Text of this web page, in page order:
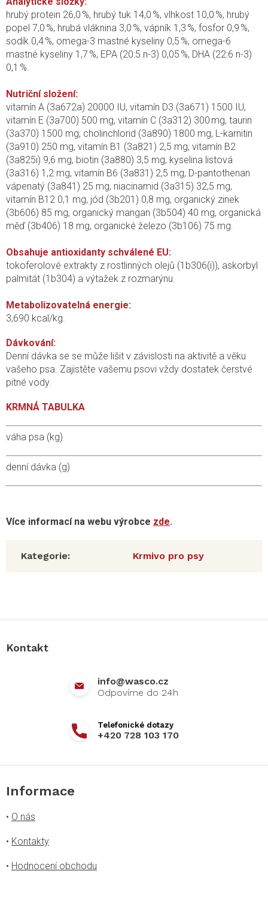
hrubý protein 26,0 %, hrubý tuk 14,0 %, vlhkost 10,0 %, hrubý
popel 7,0 %, hrubá vláknina 3,0 %, vápník 1,3 %, fosfor 0,9 %,
sodík 0,4 %, omega-3 mastné kyseliny 0,5 %, omega-6
mastné kyseliny 1,7 %, EPA (20:5 n-3) 0,05 %, DHA (22:6 n-3)
0,1 %.
Nutriční složení:
vitamín A (3a672a) 20000 IU, vitamín D3 (3a671) 1500 IU,
vitamín E (3a700) 500 mg, vitamín C (3a312) 300 mg, taurin
(3a370) 1500 mg, cholinchlorid (3a890) 1800 mg, L-karnitin
(3a910) 250 mg, vitamín B1 (3a821) 2,5 mg, vitamín B2
(3a825i) 9,6 mg, biotin (3a880) 3,5 mg, kyselina listová
(3a316) 1,2 mg, vitamín B6 (3a831) 2,5 mg, D-pantothenan
vápenatý (3a841) 25 mg, niacinamid (3a315) 32,5 mg,
vitamín B12 0,1 mg, jód (3b201) 0,8 mg, organický zinek
(3b606) 85 mg, organický mangan (3b504) 40 mg, organická
měď (3b406) 18 mg, organické železo (3b106) 75 mg.
Obsahuje antioxidanty schválené EU:
tokoferolové extrakty z rostlinných olejů (1b306(i)), askorbyl
palmitát (1b304) a výtažek z rozmarýnu.
Metabolizovatelná energie:
3,690 kcal/kg.
Dávkování:
Denní dávka se se může lišit v závislosti na aktivitě a věku
vašeho psa. Zajistěte vašemu psovi vždy dostatek čerstvé
pitné vody.
KRMNÁ TABULKA
váha psa (kg)
denní dávka (g)
Více informací na webu výrobce zde.
Kategorie: Krmivo pro psy
Kontakt
info@wasco.cz
+420 728 103 170
Informace
• O nás
• Kontakty
• Hodnocení obchodu